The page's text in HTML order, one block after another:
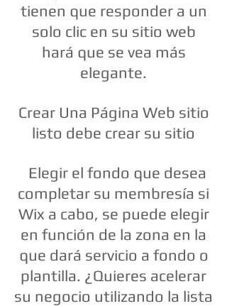
tienen que responder a un
solo clic en su sitio web
hará que se vea más
elegante.
Crear Una Página Web sitio
listo debe crear su sitio
Elegir el fondo que desea
completar su membresía si
Wix a cabo, se puede elegir
en función de la zona en la
que dará servicio a fondo o
plantilla. ¿Quieres acelerar
su negocio utilizando la lista